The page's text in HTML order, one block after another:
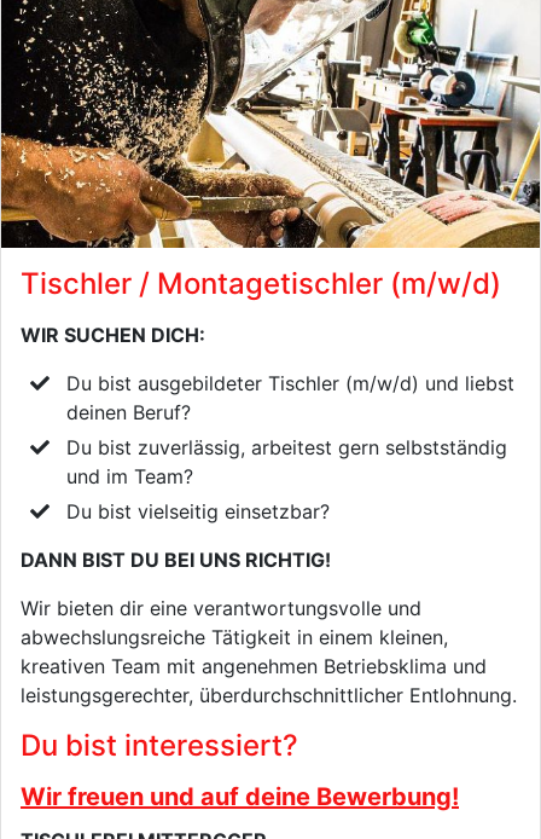
Tischler / Montagetischler (m/w/d)
WIR SUCHEN DICH:
Du bist ausgebildeter Tischler (m/w/d) und liebst
deinen Beruf?
Du bist zuverlässig, arbeitest gern selbstständig
und im Team?
Du bist vielseitig einsetzbar?
DANN BIST DU BEI UNS RICHTIG!
Wir bieten dir eine verantwortungsvolle und
abwechslungsreiche Tätigkeit in einem kleinen,
kreativen Team mit angenehmen Betriebsklima und
leistungsgerechter, überdurchschnittlicher Entlohnung.
Du bist interessiert?
Wir freuen und auf deine Bewerbung!